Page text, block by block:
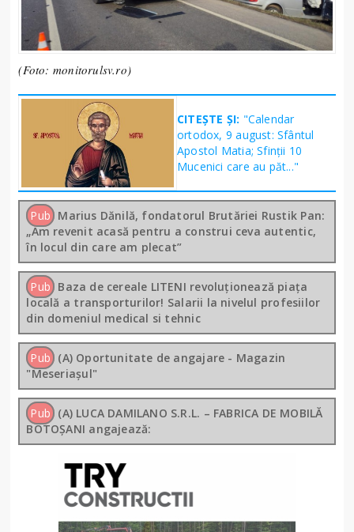
(Foto: monitorulsv.ro)
CITEȘTE ȘI: "Calendar
ortodox, 9 august: Sfântul
Apostol Matia; Sfinţii 10
Mucenici care au păt..."
Pub Marius Dănilă, fondatorul Brutăriei Rustik Pan:
„Am revenit acasă pentru a construi ceva autentic,
în locul din care am plecat”
Pub Baza de cereale LITENI revoluționează piața
locală a transporturilor! Salarii la nivelul profesiilor
din domeniul medical si tehnic
Pub (A) Oportunitate de angajare - Magazin
"Meseriașul"
Pub (A) LUCA DAMILANO S.R.L. – FABRICA DE MOBILĂ
BOTOȘANI angajează: